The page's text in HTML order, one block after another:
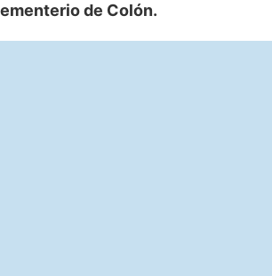
de Colón.